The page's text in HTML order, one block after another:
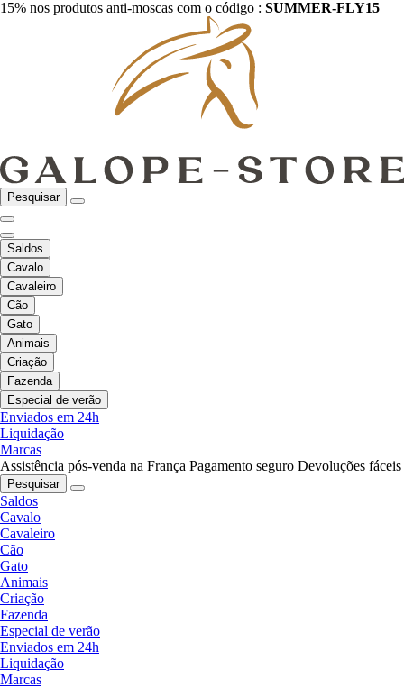
15% nos produtos anti-moscas com o código : SUMMER-FLY15
Pesquisar
Saldos
Cavalo
Cavaleiro
Cão
Gato
Animais
Criação
Fazenda
Especial de verão
Enviados em 24h
Liquidação
Marcas
Assistência pós-venda na França Pagamento seguro Devoluções fáceis
Pesquisar
Saldos
Cavalo
Cavaleiro
Cão
Gato
Animais
Criação
Fazenda
Especial de verão
Enviados em 24h
Liquidação
Marcas